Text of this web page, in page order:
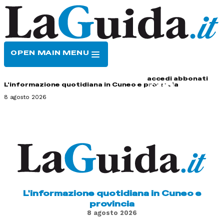
OPEN MAIN MENU
accedi abbonati
L'informazione quotidiana in Cuneo e provincia
8 agosto 2026
L'informazione quotidiana in Cuneo e
provincia
8 agosto 2026